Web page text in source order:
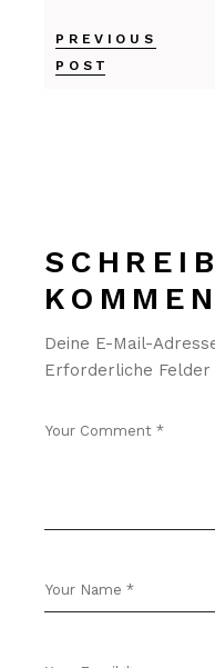
PREVIOUS
POST
Deine E-Mail-
Erforderliche Felder